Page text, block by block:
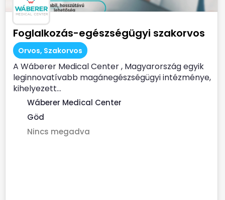
Foglalkozás-egészségügyi szakorvos
Orvos, Szakorvos
A Wáberer Medical Center , Magyarország egyik
leginnovatívabb magánegészségügyi intézménye,
kihelyezett...
Wáberer Medical Center
Göd
Nincs megadva